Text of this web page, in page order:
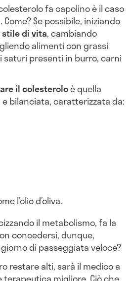
fa capolino è il caso
Se possibile, iniziando
di vita, cambiando
alimenti con grassi
saturi presenti in burro, carni
il colesteroloè quella
e bilanciata, caratterizzata da:
l’olio d’oliva.
il metabolismo, fa la
concedersi, dunque,
di passeggiata veloce?
restare alti, sarà il medico a